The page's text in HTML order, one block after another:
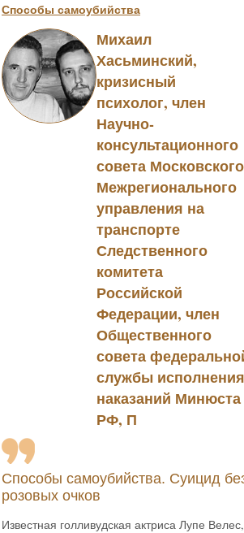
Способы самоубийства
Михаил
Хасьминский,
кризисный
психолог, член
Научно-
консультационного
совета Московского
Межрегионального
управления на
транспорте
Следственного
комитета
Российской
Федерации, член
Общественного
совета
службы исполнения
наказаний Минюста
РФ, П
Способы самоубийства. Суицид
розовых очков
Известная голливудская актриса Лупе Велес,